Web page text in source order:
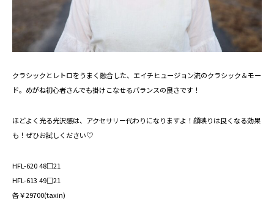
クラシックとレトロをうまく融合した、エイチヒュージョン流のクラシック＆モー
ド。めがね初心者さんでも掛けこなせるバランスの良さです！
ほどよく光る光沢感は、アクセサリー代わりになりますよ！顔映りは良くなる効果
も！ぜひお試しください♡
HFL-620 48□21
HFL-613 49□21
各￥29700(taxin)